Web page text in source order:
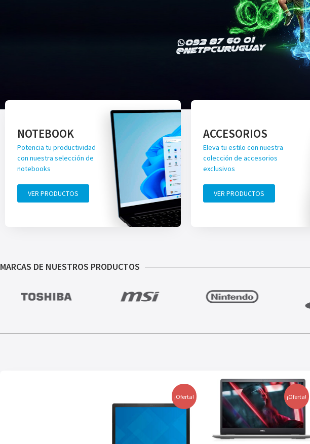
NOTEBOOK
Potencia tu productividad
con nuestra selección de
notebooks
VER PRODUCTOS
ACCESORIOS
Eleva tu estilo con nuestra
colección de accesorios
exclusivos
VER PRODUCTOS
MARCAS DE NUESTROS PRODUCTOS
¡Oferta! ¡Oferta!